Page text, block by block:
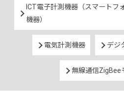
ICT電子計測機器（スマートフ
機器）
電気計測機器 デジ
無線通信ZigBee